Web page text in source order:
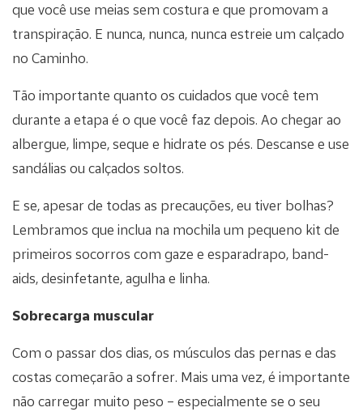
que você use meias sem costura e que promovam a
transpiração. E nunca, nunca, nunca estreie um calçado
no Caminho.
Tão importante quanto os cuidados que você tem
durante a etapa é o que você faz depois. Ao chegar ao
albergue, limpe, seque e hidrate os pés. Descanse e use
sandálias ou calçados soltos.
E se, apesar de todas as precauções, eu tiver bolhas?
Lembramos que inclua na mochila um pequeno kit de
primeiros socorros com gaze e esparadrapo, band-
aids, desinfetante, agulha e linha.
Sobrecarga muscular
Com o passar dos dias, os músculos das pernas e das
costas começarão a sofrer. Mais uma vez, é importante
não carregar muito peso – especialmente se o seu